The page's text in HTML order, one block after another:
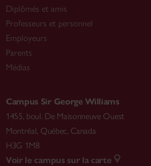
Diplômés et amis
Professeurs et personnel
Employeurs
Parents
Médias
Campus Sir George Williams
1455, boul. De Maisonneuve Ouest
Montréal, Québec, Canada
H3G 1M8
Voir le campus sur la carte